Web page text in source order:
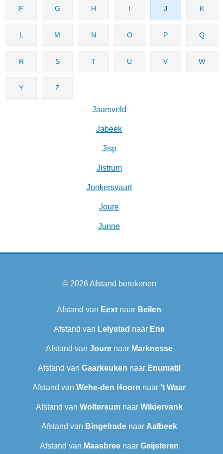
F G H I J K
L M N O P Q
R S T U V W
Y Z
Jaarsveld
Jabeek
Jisp
Jistrum
Jonkersvaart
Joure
Junne
© 2026Afstand berekenen
Afstand van Eext naar Beilen
Afstand van Lelystad naar Ens
Afstand van Jourenaar Marknesse
Afstand van Gaarkeuken naar Enumatil
Afstand van Wehe-den Hoorn naar 't Waar
Afstand van Woltersumnaar Wildervank
Afstand van Bingelradenaar Aalbeek
Afstand van Maasbreenaar Geijsteren